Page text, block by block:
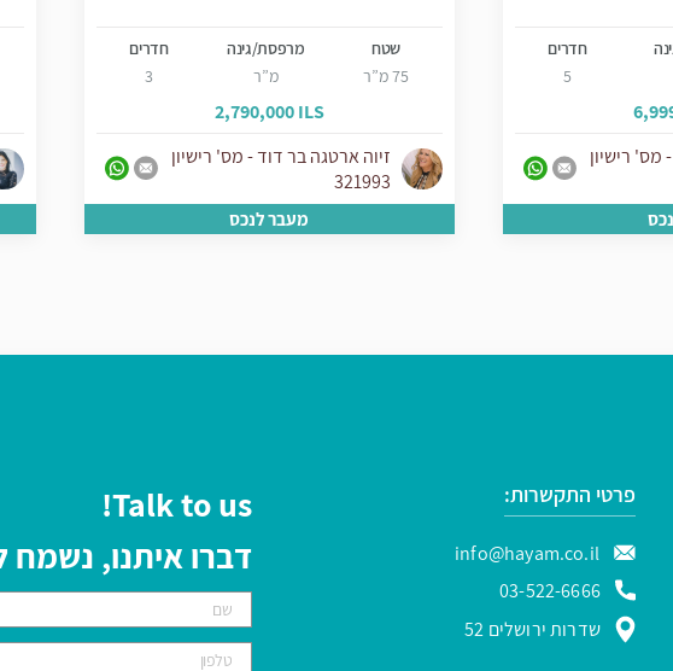
חדרים
5
מס' רישיון
שטח
75 מ”ר
מרפסת/גינה
מ”ר
חדרים
3
2,790,000 ILS
זיוה ארטגה בר דוד - מס' רישיון
321993
מעבר לנכס
פרטי התקשרות:
info@hayam.co.il
03-522-6666
שדרות ירושלים 52
Talk to us!
דברו איתנו,